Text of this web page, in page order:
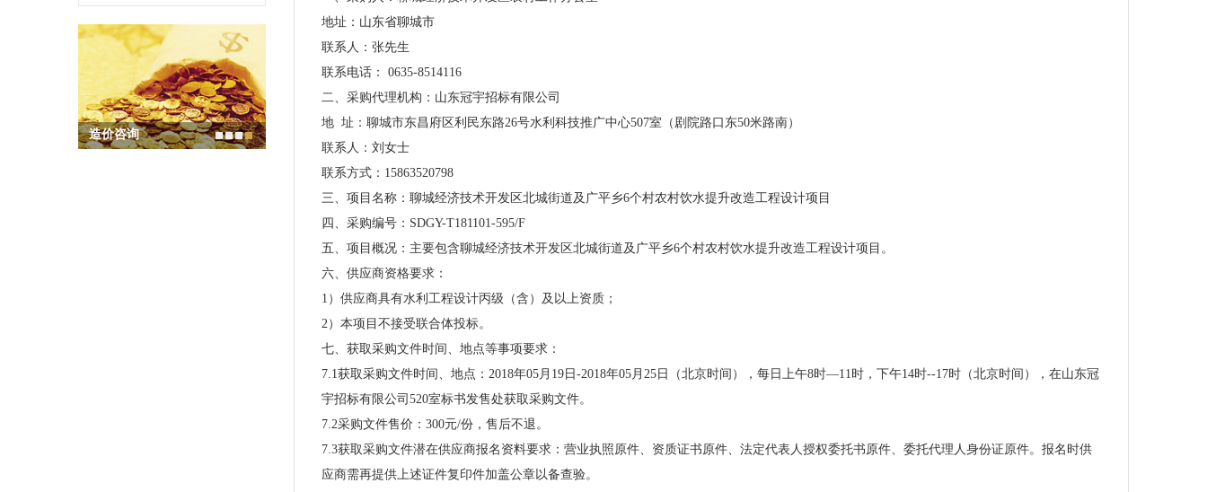
造价咨询
地址：山东省聊城市
联系人：张先生
联系电话：
0635-8514116
二、采购代理机构：山东冠宇招标有限公司
地 址：聊城市东昌府区利民东路26号水利科技推广中心507室（剧院路口东50米路南）
联系人：刘女士
联系方式： 15863520798
三、项目名称：聊城经济技术开发区北城街道及广平乡6个村农村饮水提升改造工程设计项目
四、采购编号： SDGY-T181101-595/F
五、项目概况：主要包含聊城经济技术开发区北城街道及广平乡6个村农村饮水提升改造工程设计项目。
六、供应商资格要求：
1）供应商具有水利工程设计丙级（含）及以上资质；
2）本项目不接受联合体投标。
七、获取采购文件时间、地点等事项要求：
7.1获取采购文件时间、地点： 2018年05月 19 日 -2018年05月 25 日（北京时间），每日上午8时—11时，下午14时--17时（北京时间），在山东冠
宇招标有限公司 520室标书发售处获取采购文件。
7.2采购文件售价： 300元/份，售后不退。
7.3获取采购文件潜在供应商报名资料要求：营业执照原件、资质证书原件、法定代表人授权委托书原件、委托代理人身份证原件。报名时供
应商需再提供上述证件复印件加盖公章以备查验。